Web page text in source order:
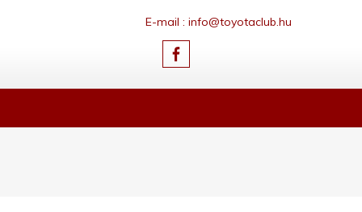
E-mail : info@toyotaclub.hu